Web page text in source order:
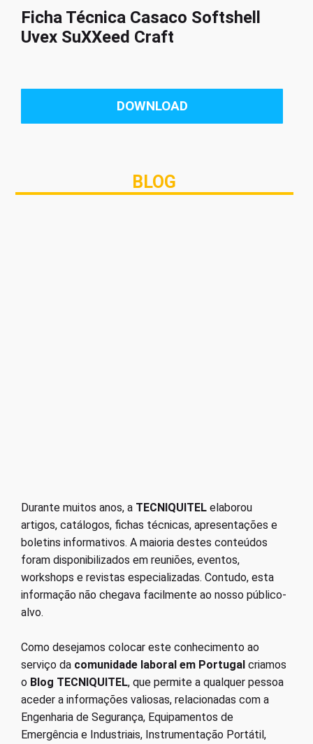
Ficha Técnica Casaco Softshell
Uvex SuXXeed Craft
DOWNLOAD
BLOG
Durante muitos anos, a TECNIQUITEL elaborou
artigos, catálogos, fichas técnicas, apresentações e
boletins informativos. A maioria destes conteúdos
foram disponibilizados em reuniões, eventos,
workshops e revistas especializadas. Contudo, esta
informação não chegava facilmente ao nosso público-
alvo.
Como desejamos colocar este conhecimento ao
serviço da comunidade laboral em Portugal criamos
o Blog TECNIQUITEL, que permite a qualquer pessoa
aceder a informações valiosas, relacionadas com a
Engenharia de Segurança, Equipamentos de
Emergência e Industriais, Instrumentação Portátil,